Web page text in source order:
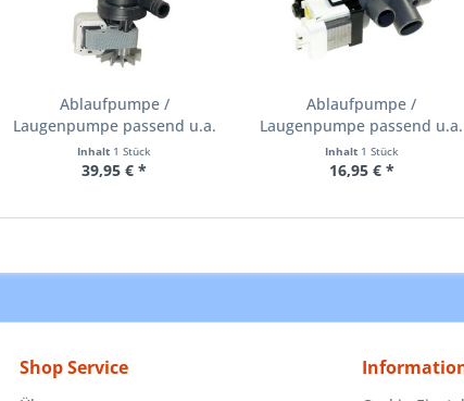
Ablaufpumpe /
Laugenpumpe passend u.a.
wie EBD...
Inhalt 1 Stück
39,95 € *
Ablaufpumpe /
Laugenpumpe passend u.a.
wie EBD...
Inhalt 1 Stück
16,95 € *
Shop Service